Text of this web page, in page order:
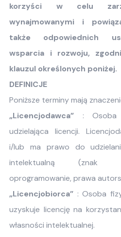
korzyści w celu
wynajmowanymi i
także odpowiednich
wsparcia i rozwoju,
klauzul określonych poniżej.
DEFINICJE
Poniższe terminy mają
„Licencjodawca” : Osoba
udzielająca licencji.
i/lub ma prawo do
intelektualną (znak
oprogramowanie, prawa
„Licencjobiorca” : Osoba
uzyskuje licencję na
własności intelektualnej.